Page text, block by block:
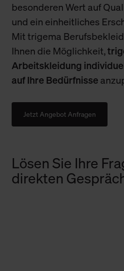
besonderen Wert auf
und ein einheitliches
Mit trigema
Ihnen die Möglichkeit,
Arbeitskleidung
auf Ihre Bedürfnisse
Jetzt Angebot Anfragen
Lösen Sie Ihre
direkten